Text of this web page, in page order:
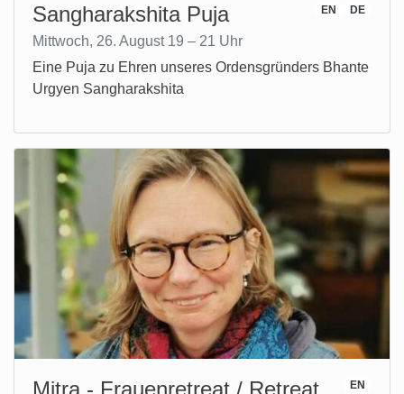
DE
EN
Sangharakshita Puja
Mittwoch, 26. August 19 – 21 Uhr
Eine Puja zu Ehren unseres Ordensgründers Bhante
Urgyen Sangharakshita
EN
Mitra - Frauenretreat / Retreat